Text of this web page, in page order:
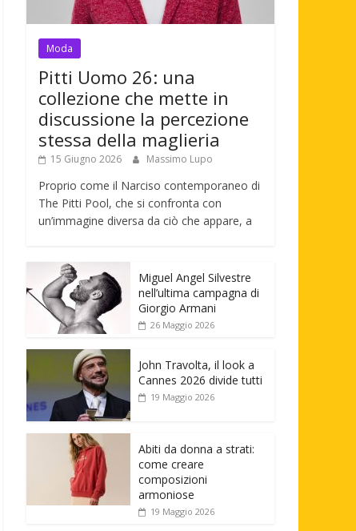
Moda
Pitti Uomo 26: una
collezione che mette in
discussione la percezione
stessa della maglieria
15 Giugno 2026 Massimo Lupo
Proprio come il Narciso contemporaneo di
The Pitti Pool, che si confronta con
un’immagine diversa da ciò che appare, a
Miguel Angel Silvestre
nell’ultima campagna di
Giorgio Armani
26 Maggio 2026
John Travolta, il look a
Cannes 2026 divide tutti
19 Maggio 2026
Abiti da donna a strati:
come creare
composizioni
armoniose
19 Maggio 2026